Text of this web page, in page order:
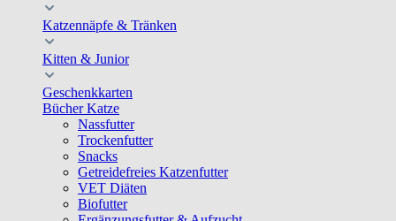
Katzennäpfe & Tränken
Kitten & Junior
Geschenkkarten
Bücher Katze
Nassfutter
Trockenfutter
Snacks
Getreidefreies Katzenfutter
VET Diäten
Biofutter